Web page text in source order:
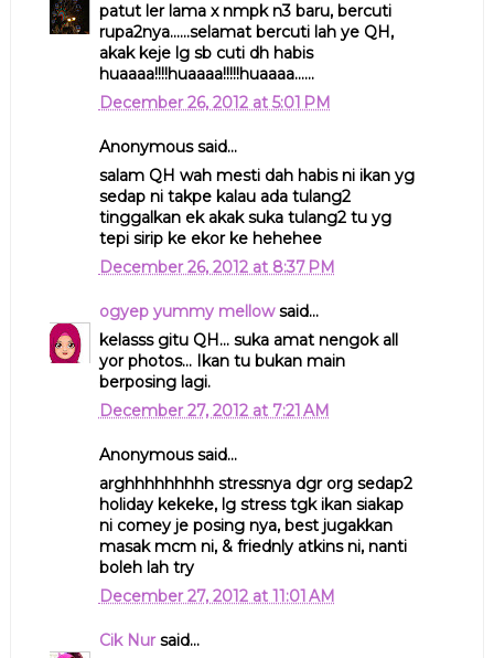
patut ler lama x nmpk n3 baru, bercuti
rupa2nya......selamat bercuti lah ye QH,
akak keje lg sb cuti dh habis
huaaaa!!!!huaaaa!!!!!huaaaa......
December 26, 2012 at 5:01 PM
Anonymous said...
salam QH wah mesti dah habis ni ikan yg
sedap ni takpe kalau ada tulang2
tinggalkan ek akak suka tulang2 tu yg
tepi sirip ke ekor ke hehehee
December 26, 2012 at 8:37 PM
ogyep yummy mellowsaid...
kelasss gitu QH... suka amat nengok all
yor photos... Ikan tu bukan main
berposing lagi.
December 27, 2012 at 7:21 AM
Anonymous said...
arghhhhhhhhh stressnya dgr org sedap2
holiday kekeke, lg stress tgk ikan siakap
ni comey je posing nya, best jugakkan
masak mcm ni, & friednly atkins ni, nanti
boleh lah try
December 27, 2012 at 11:01 AM
Cik Nursaid...